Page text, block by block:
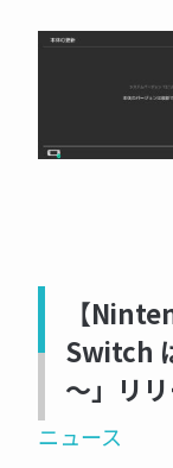
【
Switch
～」リ
ニュース